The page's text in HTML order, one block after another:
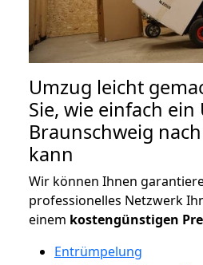
Umzug leicht
Sie, wie einfach ein
Braunschweig
kann
Wir können Ihnen
professionelles Netzwerk
einem kostengünstigen
Entrümpelung